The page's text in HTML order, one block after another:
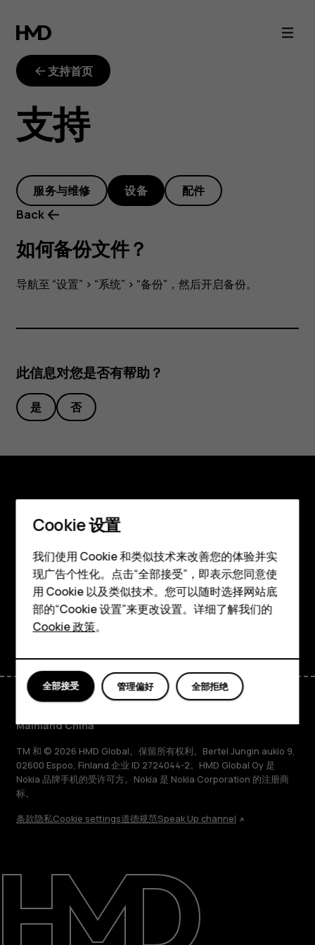
如
何
备
份
文
件？
智能手机
经典手机
配件
平板电脑
支持首页
支持
服务与维修 设备
配件
Back
如何备份文件？
导航至 “设置” > “系统” > “备份”，然后开启备份。
此信息对您是否有帮助？
是 否
探索
关于
Planet and people
支持
FacebookInstagram
Tiktok
Mainland China
TM 和 © 2026 HMD Global。保留所有权利。Bertel Jungin aukio 9,
02600 Espoo, Finland.企业 ID 2724044-2。HMD Global Oy 是
Nokia 品牌手机的受许可方。Nokia 是 Nokia Corporation 的注册商
标。
条款隐私Cookie settings道德规范Speak Up channel
Cookie 设置
我们使用 Cookie 和类似技术来改善您的体验并实
现广告个性化。点击“全部接受”，即表示您同意使
用 Cookie 以及类似技术。您可以随时选择网站底
部的“Cookie 设置”来更改设置。详细了解我们的
Cookie 政策。
全部拒绝
管理偏好
全部接受